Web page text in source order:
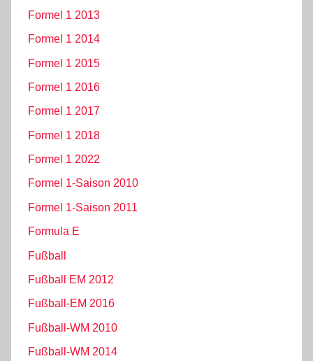
Formel 1 2013
Formel 1 2014
Formel 1 2015
Formel 1 2016
Formel 1 2017
Formel 1 2018
Formel 1 2022
Formel 1-Saison 2010
Formel 1-Saison 2011
Formula E
Fußball
Fußball EM 2012
Fußball-EM 2016
Fußball-WM 2010
Fußball-WM 2014